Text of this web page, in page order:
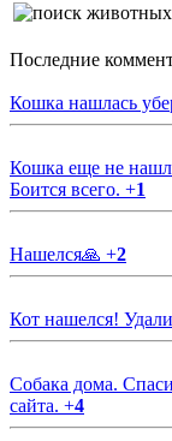
Последние
Кошка нашлась
Кошка еще не
Боится всего. +1
Нашелся🙏 +2
Кот нашелся!
Собака дома.
сайта. +4